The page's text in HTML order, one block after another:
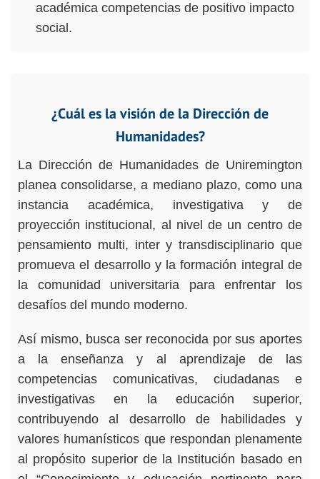
académica competencias de positivo impacto
social.
¿Cuál es la visión de la Dirección de
Humanidades?
La Dirección de Humanidades de Uniremington
planea consolidarse, a mediano plazo, como una
instancia académica, investigativa y de
proyección institucional, al nivel de un centro de
pensamiento multi, inter y transdisciplinario que
promueva el desarrollo y la formación integral de
la comunidad universitaria para enfrentar los
desafíos del mundo moderno.
Así mismo, busca ser reconocida por sus aportes
a la enseñanza y al aprendizaje de las
competencias comunicativas, ciudadanas e
investigativas en la educación superior,
contribuyendo al desarrollo de habilidades y
valores humanísticos que respondan plenamente
al propósito superior de la Institución basado en